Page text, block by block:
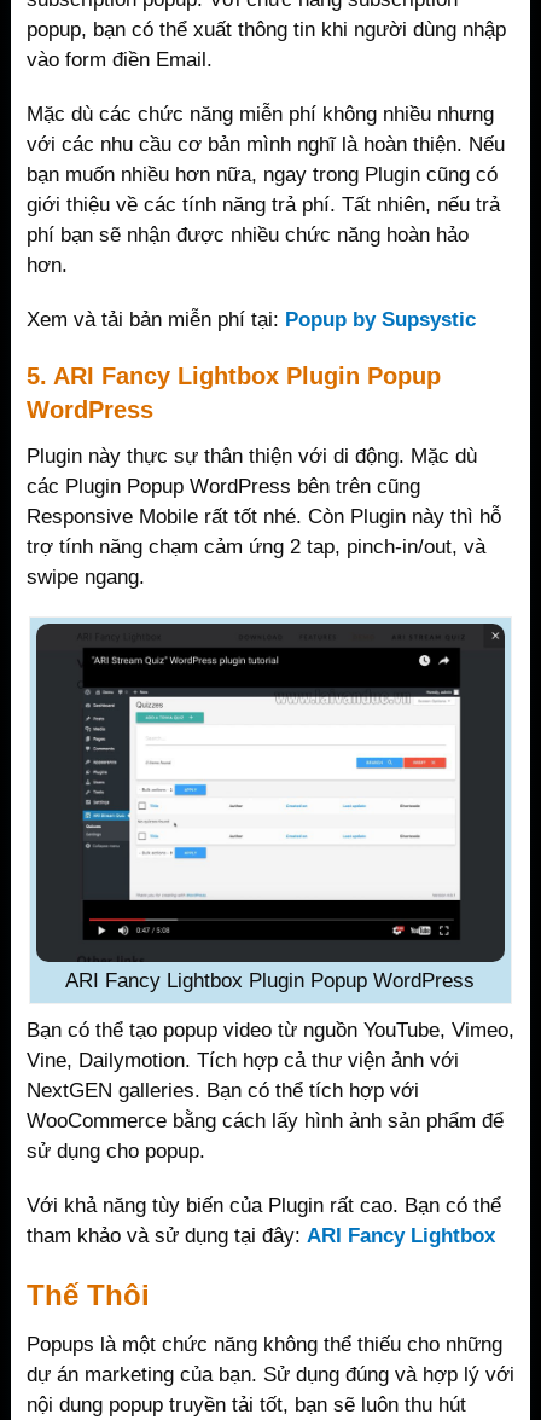
popup, bạn có thể xuất thông tin khi người dùng nhập
vào form điền Email.
Mặc dù các chức năng miễn phí không nhiều nhưng
với các nhu cầu cơ bản mình nghĩ là hoàn thiện. Nếu
bạn muốn nhiều hơn nữa, ngay trong Plugin cũng có
giới thiệu về các tính năng trả phí. Tất nhiên, nếu trả
phí bạn sẽ nhận được nhiều chức năng hoàn hảo
hơn.
Xem và tải bản miễn phí tại: Popup by Supsystic
5. ARI Fancy Lightbox Plugin Popup
WordPress
Plugin này thực sự thân thiện với di động. Mặc dù
các Plugin Popup WordPress bên trên cũng
Responsive Mobile rất tốt nhé. Còn Plugin này thì hỗ
trợ tính năng chạm cảm ứng 2 tap, pinch-in/out, và
swipe ngang.
ARI Fancy Lightbox Plugin Popup WordPress
Bạn có thể tạo popup video từ nguồn YouTube, Vimeo,
Vine, Dailymotion. Tích hợp cả thư viện ảnh với
NextGEN galleries. Bạn có thể tích hợp với
WooCommerce bằng cách lấy hình ảnh sản phẩm để
sử dụng cho popup.
Với khả năng tùy biến của Plugin rất cao. Bạn có thể
tham khảo và sử dụng tại đây: ARI Fancy Lightbox
Thế Thôi
Popups là một chức năng không thể thiếu cho những
dự án marketing của bạn. Sử dụng đúng và hợp lý với
nội dung popup truyền tải tốt, bạn sẽ luôn thu hút